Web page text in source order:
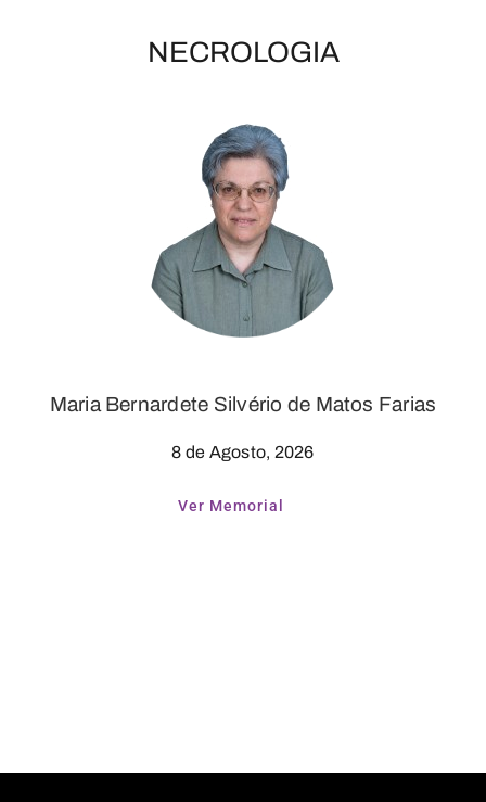
NECROLOGIA
Maria Bernardete Silvério de Matos Farias
8 de Agosto, 2026
Ver Memorial